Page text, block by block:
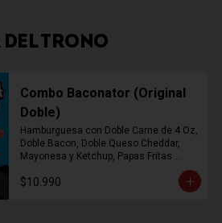
TRONO
Combo Baconator (Original
Doble)
Hamburguesa con Doble Carne de 4 Oz,
Doble Bacon, Doble Queso Cheddar,
Mayonesa y Ketchup, Papas Fritas
$10.990